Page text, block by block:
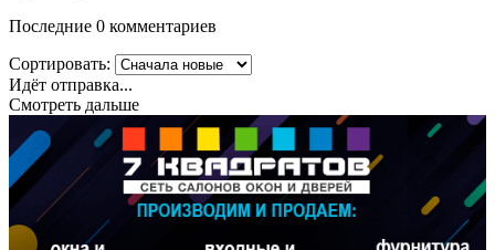
Последние 0 комментариев
Сортировать:
Идёт отправка...
Смотреть дальше